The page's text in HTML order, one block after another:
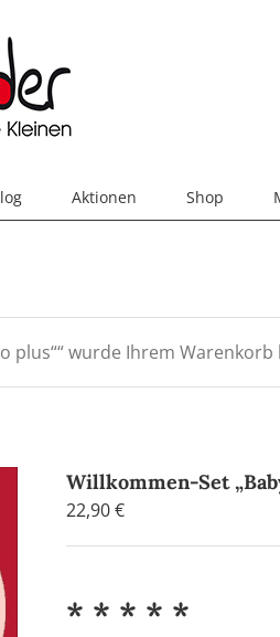
Aktionen Shop
plus““ wurde Ihrem
Willkommen-Set
22,90€
* * * * *